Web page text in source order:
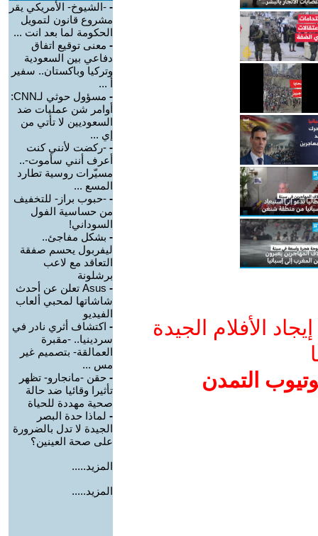
الأفلام الجيدة
التمدن
- -الشيوخ- الأمريكي يقر
مشروع قانون لتمويل
الحكومة لما بعد انت ...
- معنى توقيع اتفاق
دفاعي بين السعودية
وتركيا وباكستان.. سفير
أ ...
-
مسؤول حوثي لـCNN:
أوامر شن عمليات ضد
السعوديين لا تأتي من
إي ...
- -ركضت لأنني كنت
أعرف أنني سأموت-..
مسيّرات روسية تطارد
المسع ...
- -حبوب براز- للتخفيف
من حساسية الفول
السوداني!
- بشكل مفاجئ..
ليفربول يحسم صفقة
التعاقد مع لاعب
برشلونة
-
Asus تعلن عن أحدث
شاشاتها لمحبي ألعاب
الفيديو
- اكتشاف أثري نادر في
سردينيا.. -مقبرة
العمالقة- بتصميم غير
مس ...
- حقن -مانجارو- تظهر
تأثيرا وقائيا ضد حالة
صحية مهددة للحياة
- لماذا حدة البصر
الجيدة لا تدل بالضرورة
على صحة العينين؟
المزيد.....
المزيد.....